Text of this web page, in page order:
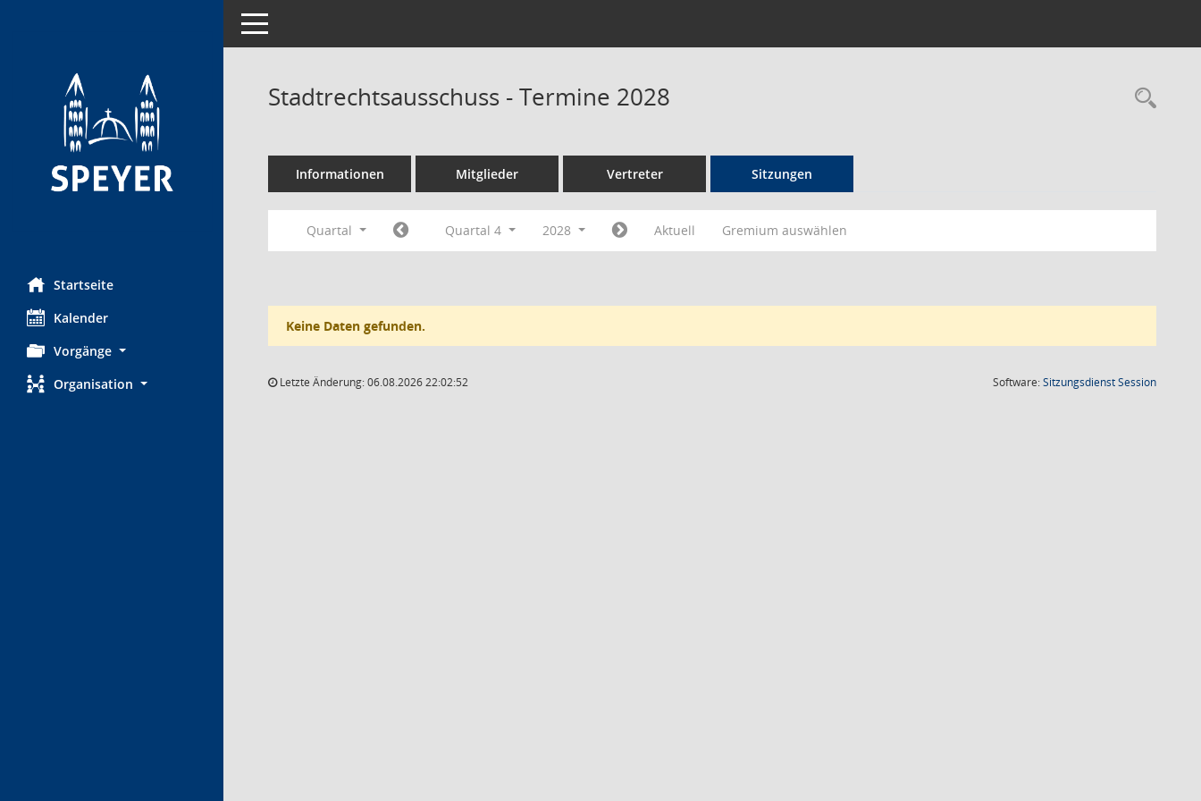
Startseite
Kalender
Vorgänge
Organisation
Toggle navigation
Stadtrechtsausschuss - Termine 2028
Informationen Mitglieder Vertreter Sitzungen
Quartal Quartal 4 2028 Aktuell Gremium auswählen
Keine Daten gefunden.
Letzte Änderung: 06.08.2026 22:02:52 Software:SitzungsdienstSession(Wird in